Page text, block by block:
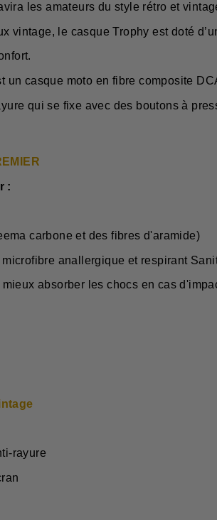
les amateurs du style rétro et
vintage, le casque Trophy est doté
un casque moto en fibre composite
qui se fixe avec des boutons à
:
carbone et des fibres d'aramide)
anallergique et respirant
absorber les chocs en cas
rayure
de l'écran